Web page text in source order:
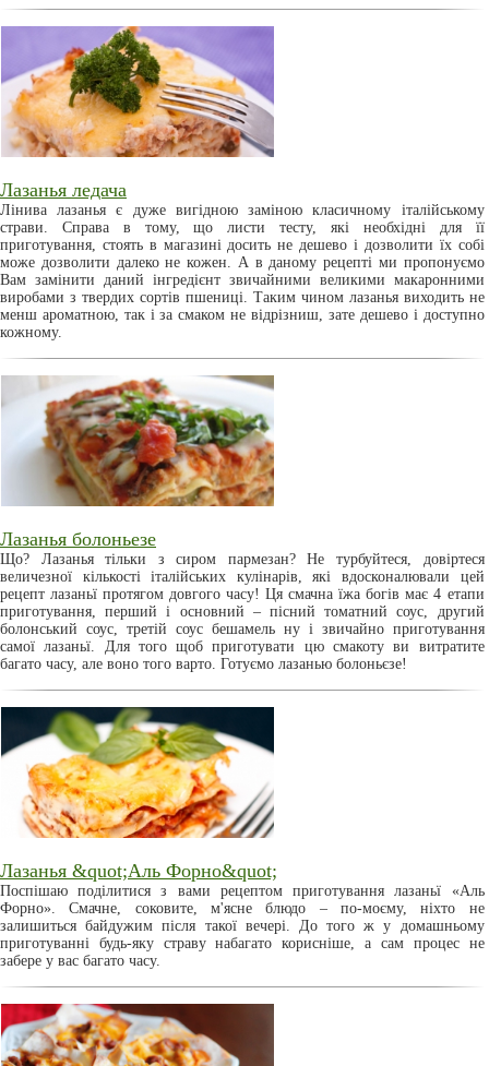
Лазанья ледача
Лінива лазанья є дуже вигідною заміною класичному італійському
страви. Справа в тому, що листи тесту, які необхідні для її
приготування, стоять в магазині досить не дешево і дозволити їх собі
може дозволити далеко не кожен. А в даному рецепті ми пропонуємо
Вам замінити даний інгредієнт звичайними великими макаронними
виробами з твердих сортів пшениці. Таким чином лазанья виходить не
менш ароматною, так і за смаком не відрізниш, зате дешево і доступно
кожному.
Лазанья болоньезе
Що? Лазанья тільки з сиром пармезан? Не турбуйтеся, довіртеся
величезної кількості італійських кулінарів, які вдосконалювали цей
рецепт лазаньї протягом довгого часу! Ця смачна їжа богів має 4 етапи
приготування, перший і основний – пісний томатний соус, другий
болонський соус, третій соус бешамель ну і звичайно приготування
самої лазаньї. Для того щоб приготувати цю смакоту ви витратите
багато часу, але воно того варто. Готуємо лазанью болоньєзе!
Лазанья &quot;Аль Форно&quot;
Поспішаю поділитися з вами рецептом приготування лазаньї «Аль
Форно». Смачне, соковите, м'ясне блюдо – по-моєму, ніхто не
залишиться байдужим після такої вечері. До того ж у домашньому
приготуванні будь-яку страву набагато корисніше, а сам процес не
забере у вас багато часу.